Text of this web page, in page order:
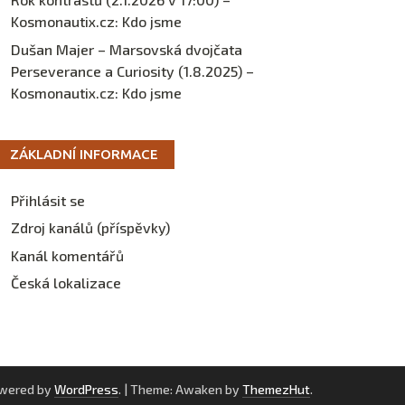
Kosmonautix.cz: Kdo jsme
Dušan Majer – Marsovská dvojčata
Perseverance a Curiosity (1.8.2025) –
Kosmonautix.cz: Kdo jsme
ZÁKLADNÍ INFORMACE
Přihlásit se
Zdroj kanálů (příspěvky)
Kanál komentářů
Česká lokalizace
by WordPress. | Theme: Awaken by ThemezHut.